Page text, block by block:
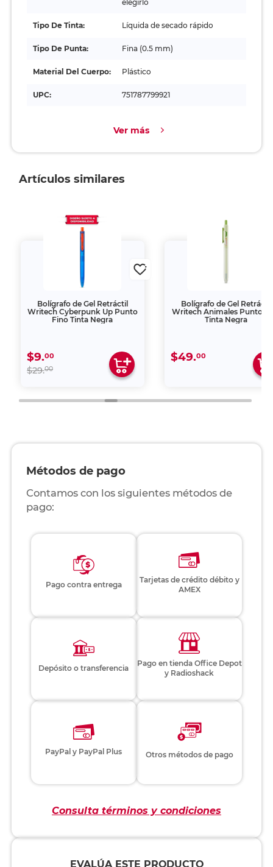
elegirlo
Tipo De Tinta: Líquida de secado rápido
Tipo De Punta: Fina (0.5 mm)
Material Del Cuerpo: Plástico
UPC: 751787799921
Ver más
Artículos similares
Bolígrafo de Gel Retráctil
Writech Cyberpunk Up Punto
Fino Tinta Negra
$9.00
$29.00
Bolígrafo de Gel Retráctil
Writech Animales Punto
Tinta Negra
$49.00
Métodos de pago
Contamos con los siguientes métodos de
pago:
Pago contra entrega
Tarjetas de crédito débito y
AMEX
Depósito o transferencia
Pago en tienda Office Depot
y Radioshack
PayPal y PayPal Plus Otros métodos de pago
Consulta términos y condiciones
EVALÚA ESTE PRODUCTO